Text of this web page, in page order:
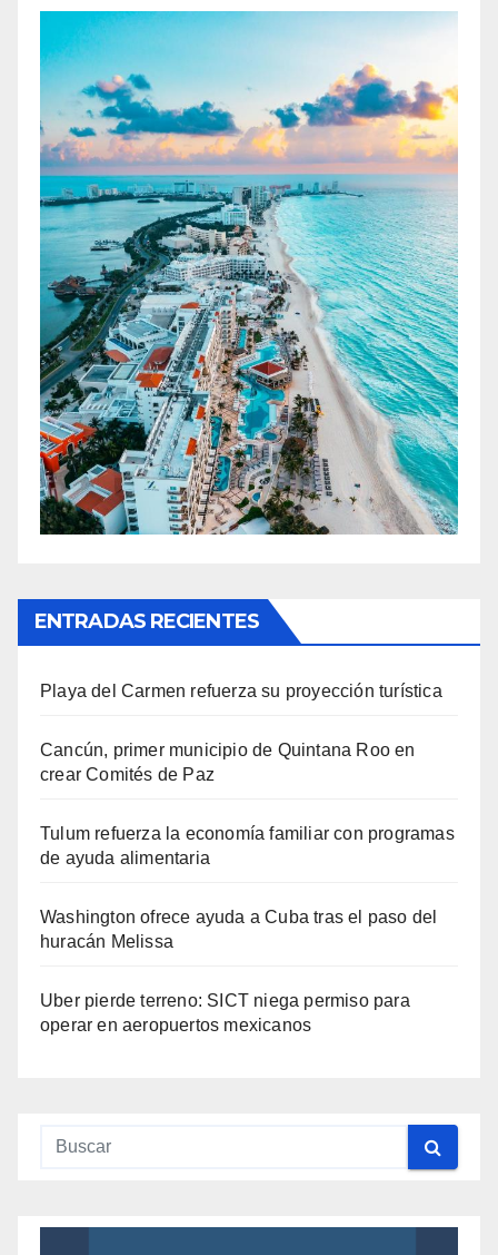
ENTRADAS RECIENTES
Playa del Carmen refuerza su proyección turística
Cancún, primer municipio de Quintana Roo en
crear Comités de Paz
Tulum refuerza la economía familiar con programas
de ayuda alimentaria
Washington ofrece ayuda a Cuba tras el paso del
huracán Melissa
Uber pierde terreno: SICT niega permiso para
operar en aeropuertos mexicanos